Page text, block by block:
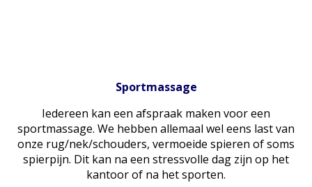
Sportmassage
Iedereen kan een afspraak maken voor een
sportmassage. We hebben allemaal wel eens last van
onze rug/nek/schouders, vermoeide spieren of soms
spierpijn. Dit kan na een stressvolle dag zijn op het
kantoor of na het sporten.